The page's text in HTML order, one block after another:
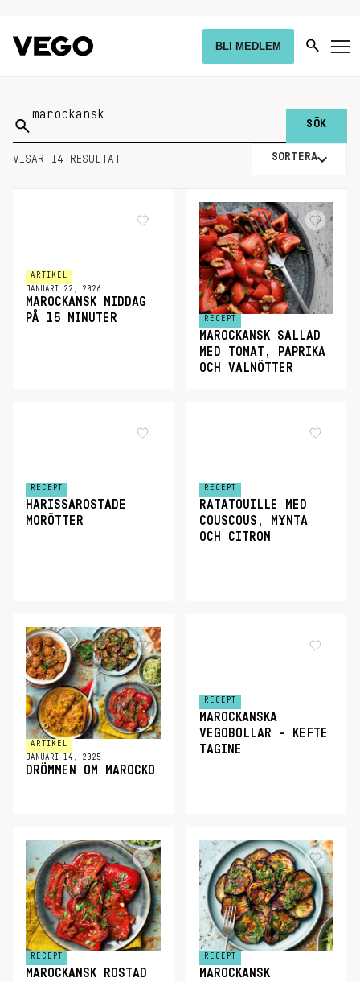
BLI MEDLEM
Sök
på:
VISAR 14 RESULTAT SORTERA
ARTIKEL
JANUARI 22, 2026
MAROCKANSK MIDDAG
PÅ 15 MINUTER
RECEPT
MAROCKANSK SALLAD
MED TOMAT, PAPRIKA
OCH VALNÖTTER
RECEPT
HARISSAROSTADE
MORÖTTER
RECEPT
RATATOUILLE MED
COUSCOUS, MYNTA
OCH CITRON
ARTIKEL
JANUARI 14, 2025
DRÖMMEN OM MAROCKO
RECEPT
MAROCKANSKA
VEGOBOLLAR – KEFTE
TAGINE
RECEPT
MAROCKANSK ROSTAD
RECEPT
MAROCKANSK